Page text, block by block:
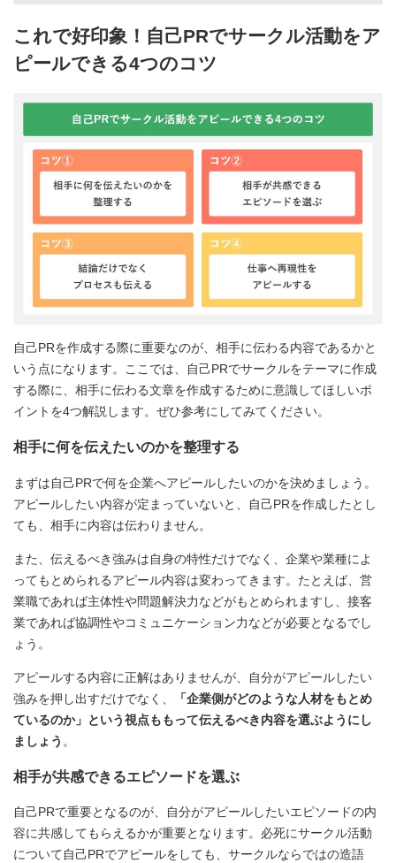
これで好印象！自己PRでサークル活動をア
ピールできる4つのコツ
自己PRを作成する際に重要なのが、相手に伝わる内容であるかと
いう点になります。ここでは、自己PRでサークルをテーマに作成
する際に、相手に伝わる文章を作成するために意識してほしいポ
イントを4つ解説します。ぜひ参考にしてみてください。
相手に何を伝えたいのかを整理する
まずは自己PRで何を企業へアピールしたいのかを決めましょう。
アピールしたい内容が定まっていないと、自己PRを作成したとし
ても、相手に内容は伝わりません。
また、伝えるべき強みは自身の特性だけでなく、企業や業種によ
ってもとめられるアピール内容は変わってきます。たとえば、営
業職であれば主体性や問題解決力などがもとめられますし、接客
業であれば協調性やコミュニケーション力などが必要となるでし
ょう。
アピールする内容に正解はありませんが、自分がアピールしたい
強みを押し出すだけでなく、
「企業側がどのような人材をもとめ
ているのか」という視点ももって伝えるべき内容を選ぶようにし
ましょう 。
相手が共感できるエピソードを選ぶ
自己PRで重要となるのが、自分がアピールしたいエピソードの内
容に共感してもらえるかが重要となります。必死にサークル活動
について自己PRでアピールをしても、サークルならではの造語